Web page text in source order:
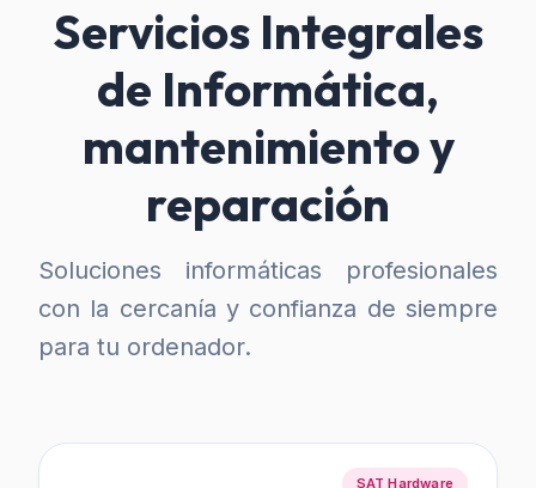
Servicios Integrales
de Informática,
mantenimiento y
reparación
Soluciones informáticas profesionales
con la cercanía y confianza de siempre
para tu ordenador.
SAT Hardware